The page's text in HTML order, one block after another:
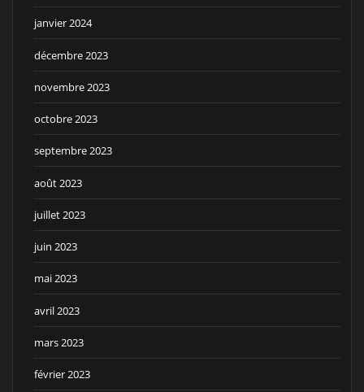
janvier 2024
décembre 2023
novembre 2023
octobre 2023
septembre 2023
août 2023
juillet 2023
juin 2023
mai 2023
avril 2023
mars 2023
février 2023